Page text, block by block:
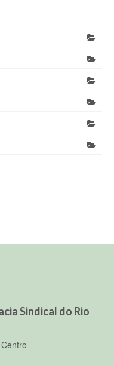
Sindical do Rio